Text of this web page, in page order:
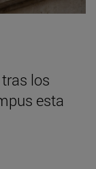
los
esta